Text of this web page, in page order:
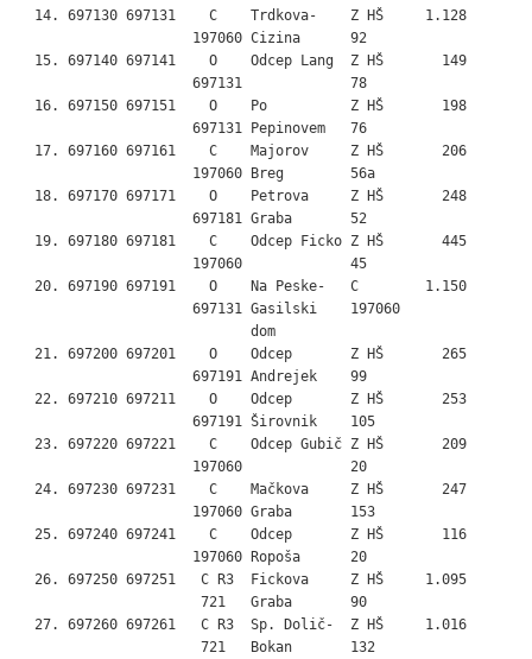
  14. 697130 697131    C    Trdkova-    Z HŠ     1.128
                     197060 Cizina      92
  15. 697140 697141    O    Odcep Lang  Z HŠ       149
                     697131             78
  16. 697150 697151    O    Po          Z HŠ       198
                     697131 Pepinovem   76
  17. 697160 697161    C    Majorov     Z HŠ       206
                     197060 Breg        56a
  18. 697170 697171    O    Petrova     Z HŠ       248
                     697181 Graba       52
  19. 697180 697181    C    Odcep Ficko Z HŠ       445
                     197060             45
  20. 697190 697191    O    Na Peske-   C        1.150
                     697131 Gasilski    197060
                            dom
  21. 697200 697201    O    Odcep       Z HŠ       265
                     697191 Andrejek    99
  22. 697210 697211    O    Odcep       Z HŠ       253
                     697191 Širovnik    105
  23. 697220 697221    C    Odcep Gubič Z HŠ       209
                     197060             20
  24. 697230 697231    C    Mačkova     Z HŠ       247
                     197060 Graba       153
  25. 697240 697241    C    Odcep       Z HŠ       116
                     197060 Ropoša      20
  26. 697250 697251   C R3  Fickova     Z HŠ     1.095
                      721   Graba       90
  27. 697260 697261   C R3  Sp. Dolič-  Z HŠ     1.016
                      721   Bokan       132